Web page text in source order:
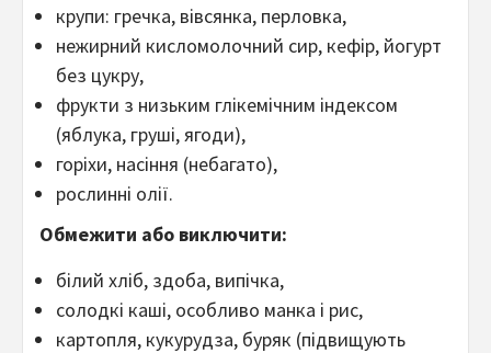
крупи: гречка, вівсянка, перловка,
нежирний кисломолочний сир, кефір, йогурт
без цукру,
фрукти з низьким глікемічним індексом
(яблука, груші, ягоди),
горіхи, насіння (небагато),
рослинні олії.
Обмежити або виключити:
білий хліб, здоба, випічка,
солодкі каші, особливо манка і рис,
картопля, кукурудза, буряк (підвищують